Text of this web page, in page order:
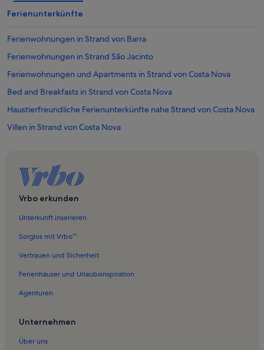
Ferienunterkünfte
Ferienwohnungen in Strand von Barra
Ferienwohnungen in Strand São Jacinto
Ferienwohnungen und Apartments in Strand von Costa Nova
Bed and Breakfasts in Strand von Costa Nova
Haustierfreundliche Ferienunterkünfte nahe Strand von Costa Nova
Villen in Strand von Costa Nova
Vrbo erkunden
Unterkunft inserieren
Sorglos mit Vrbo™
Vertrauen und Sicherheit
Ferienhäuser und Urlaubsinspiration
Agenturen
Unternehmen
Über uns